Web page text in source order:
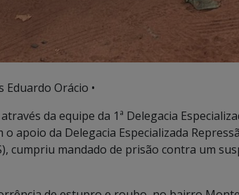
Eduardo Orácio •
da equipe da 1ª Delegacia
apoio da Delegacia Especializada
cumpriu mandado de prisão contra um